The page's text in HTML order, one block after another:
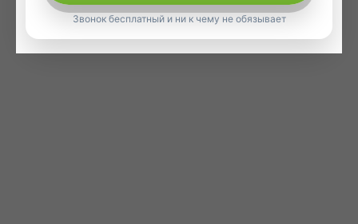
Звонок бесплатный и ни к чему не обязывает